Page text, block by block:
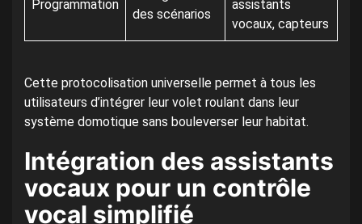
Programmation
des scénarios
assistants
vocaux, capteurs
Cette protocolisation universelle permet à tous les
utilisateurs d’intégrer leur volet roulant dans leur
système domotique sans bouleverser leur habitat.
Intégration des assistants
vocaux pour un contrôle
vocal simplifié